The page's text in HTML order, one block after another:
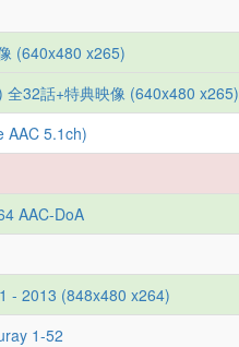
(640x480 x265)
全32話+特典映像 (640x480 x265)
AAC 5.1ch)
AAC-DoA
- 2013 (848x480 x264)
1-52